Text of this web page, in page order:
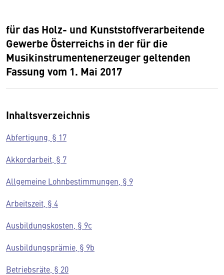
für das Holz- und Kunststoffverarbeitende
Gewerbe Österreichs in der für die
Musikinstrumentenerzeuger geltenden
Fassung vom 1. Mai 2017
Inhaltsverzeichnis
Abfertigung, § 17
Akkordarbeit, § 7
Allgemeine Lohnbestimmungen, § 9
Arbeitszeit, § 4
Ausbildungskosten, § 9c
Ausbildungsprämie, § 9b
Betriebsräte, § 20